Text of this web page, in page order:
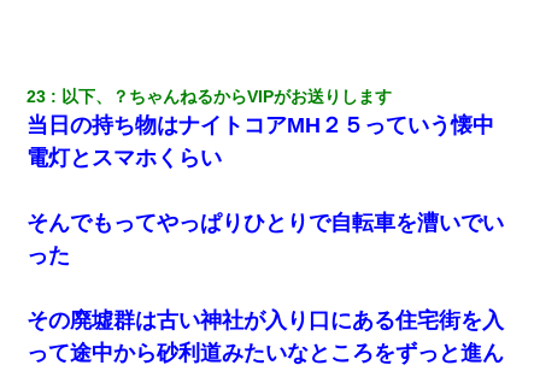
23 以下、？ちゃんねるからVIPがお送りします
当日の持ち物はナイトコアMH２５っていう懐中
電灯とスマホくらい
そんでもってやっぱりひとりで自転車を漕いでい
った
その廃墟群は古い神社が入り口にある住宅街を入
って途中から砂利道みたいなところをずっと進ん